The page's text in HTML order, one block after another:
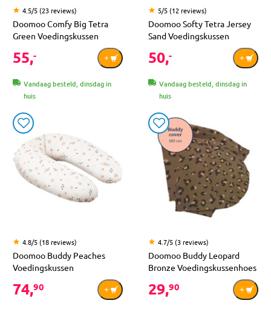
4.5/5 (23 reviews)
Doomoo Comfy Big Tetra
Green Voedingskussen
55,-
Vandaag besteld, dinsdag in
huis
5/5 (12 reviews)
Doomoo Softy Tetra Jersey
Sand Voedingskussen
50,-
Vandaag besteld, dinsdag in
huis
4.8/5 (18 reviews)
Doomoo Buddy Peaches
Voedingskussen
74,90
4.7/5 (3 reviews)
Doomoo Buddy Leopard
Bronze Voedingskussenhoes
29,90